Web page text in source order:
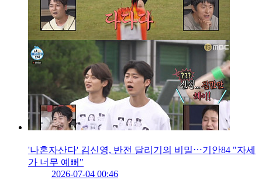
'나혼자산다' 김신영, 반전 달리기의 비밀⋯기안84 "자세
가 너무 예뻐"
2026-07-04 00:46